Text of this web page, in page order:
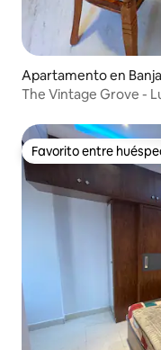
Apartamento en
The Vintage Grove -
Favorito entre
Favorito entre